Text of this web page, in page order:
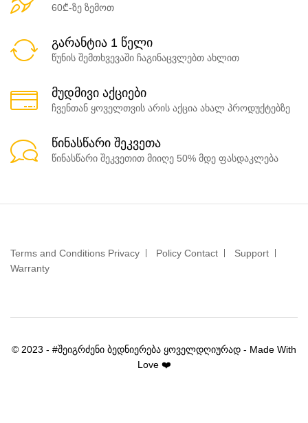
60₾-ზე ზემოთ
გარანტია 1 წელი
წუნის შემთხვევაში ჩაგინაცვლებთ ახლით
მუდმივი აქციები
ჩვენთან ყოველთვის არის აქცია ახალ პროდუქტებზე
წინასწარი შეკვეთა
წინასწარი შეკვეთით მიიღე 50% მდე ფასდაკლება
Terms and Conditions Privacy Policy Contact
Support
Warranty
© 2023 - #შეიგრძენი ბედნიერება ყოველდღიურად - Made With
Love ❤️